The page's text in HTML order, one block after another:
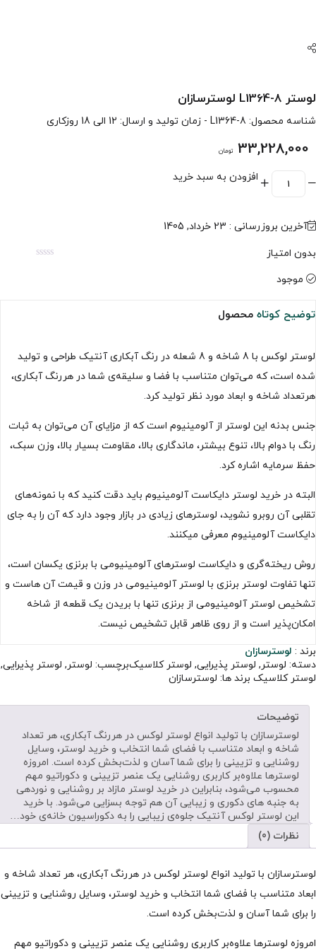
لوستر L1364-8 لوسترسازان
شناسه محصول: L1364-8 - زمان تولید و ارسال: 12 الی 18 روزکاری
33,228,000 تومان
افزودن به سبد خرید
آخرین بروزرسانی : 23 خرداد, 1405
بدون امتیاز
موجود
توضیح کوتاه محصول
لوستر لوکس با 8 شاخه و 8 شعله در رنگ آبکاری آنتیک طراحی و تولید
شده است، که می‌توان متناسب با فضا و سلیقه‌ی شما در هررنگ آبکاری،
هرتعداد شاخه و ابعاد مورد نظر تولید کرد.
جنس بدنه این لوستر از آلومینیوم است که از مزایای آن می‌توان به ثبات
رنگ با دوام بالا، تنوع بیشتر، ماندگاری بالا، مقاومت بسیار بالا، وزن سبک،
حفظ سرمایه اشاره کرد.
البته در خرید لوستر دایکاست آلومینیوم باید دقت کنید که با نمونه‌های
تقلبی آن روبرو نشوید، لوسترهای زیادی در بازار وجود دارد که آن را به جای
دایکاست آلومینیوم معرفی میکنند.
روش ریخته‌گری و دایکاست لوسترهای آلومینیومی با برنزی یکسان است،
تنها تفاوت لوستر برنزی با لوستر آلومینیومی در وزن و قیمت آن هاست و
تشخیص لوستر آلومینیومی از برنزی تنها با بریدن یک قطعه از شاخه
امکان‌پذیر است و از روی ظاهر قابل تشخیص نیست.
برند : لوسترسازان
دسته: لوستر, لوستر پذیرایی, لوستر کلاسیکبرچسب: لوستر, لوستر پذیرایی,
لوستر کلاسیک برند ها: لوسترسازان
توضیحات
لوسترسازان با تولید انواع لوستر لوکس در هررنگ آبکاری، هر تعداد
شاخه و ابعاد متناسب با فضای شما انتخاب و خرید لوستر، وسایل
روشنایی و تزیینی را برای شما آسان و لذت‌بخش کرده است. امروزه
لوسترها علاوه‌بر کاربری روشنایی یک عنصر تزیینی و دکوراتیو مهم
محسوب می‌شود، بنابراین در خرید لوستر مازاد بر روشنایی و نوردهی
به جنبه های دکوری و زیبایی آن هم توجه بسزایی می‌شود. با خرید
این لوستر لوکس آنتیک جلوه‌ی زیبایی را به دکوراسیون خانه‌ی خود…
نظرات (0)
لوسترسازان با تولید انواع لوستر لوکس در هررنگ آبکاری، هر تعداد شاخه و
ابعاد متناسب با فضای شما انتخاب و خرید لوستر، وسایل روشنایی و تزیینی
را برای شما آسان و لذت‌بخش کرده است.
امروزه لوسترها علاوه‌بر کاربری روشنایی یک عنصر تزیینی و دکوراتیو مهم